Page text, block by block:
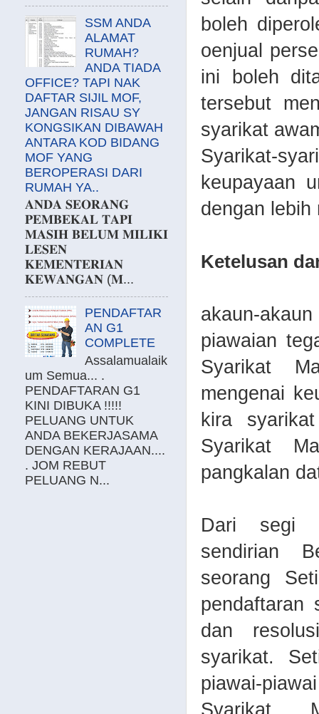
boleh
oenjual
ini boleh
tersebut
syarikat
Syarikat-
keupayaan
dengan lebih
Ketelusan
akaun-
piawaian
Syarikat
mengenai
kira
Syarikat
pangkalan
Dari segi
sendirian
seorang
pendaftaran
dan
syarikat.
piawai-
Syarikat
SSM ANDA
ALAMAT
RUMAH?
ANDA TIADA
OFFICE? TAPI NAK
DAFTAR SIJIL MOF,
JANGAN RISAU SY
KONGSIKAN DIBAWAH
ANTARA KOD BIDANG
MOF YANG
BEROPERASI DARI
RUMAH YA..
𝐀𝐍𝐃𝐀 𝐒𝐄𝐎𝐑𝐀𝐍𝐆
𝐏𝐄𝐌𝐁𝐄𝐊𝐀𝐋 𝐓𝐀𝐏𝐈
𝐌𝐀𝐒𝐈𝐇 𝐁𝐄𝐋𝐔𝐌 𝐌𝐈𝐋𝐈𝐊𝐈
𝐋𝐄𝐒𝐄𝐍
𝐊𝐄𝐌𝐄𝐍𝐓𝐄𝐑𝐈𝐀𝐍
𝐊𝐄𝐖𝐀𝐍𝐆𝐀𝐍 (𝐌...
PENDAFTAR
AN G1
COMPLETE
Assalamualaik
um Semua... .
PENDAFTARAN G1
KINI DIBUKA !!!!!
PELUANG UNTUK
ANDA BEKERJASAMA
DENGAN KERAJAAN....
. JOM REBUT
PELUANG N...